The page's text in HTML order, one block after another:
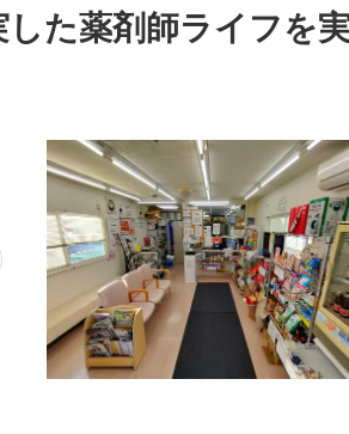
した薬剤師ライフを